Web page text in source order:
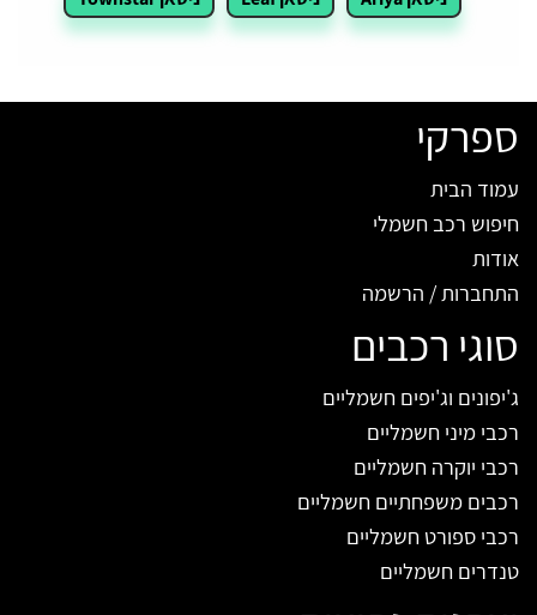
ספרקי
עמוד הבית
חיפוש רכב חשמלי
אודות
התחברות / הרשמה
סוגי רכבים
ג'יפונים וג'יפים חשמליים
רכבי מיני חשמליים
רכבי יוקרה חשמליים
רכבים משפחתיים חשמליים
רכבי ספורט חשמליים
טנדרים חשמליים